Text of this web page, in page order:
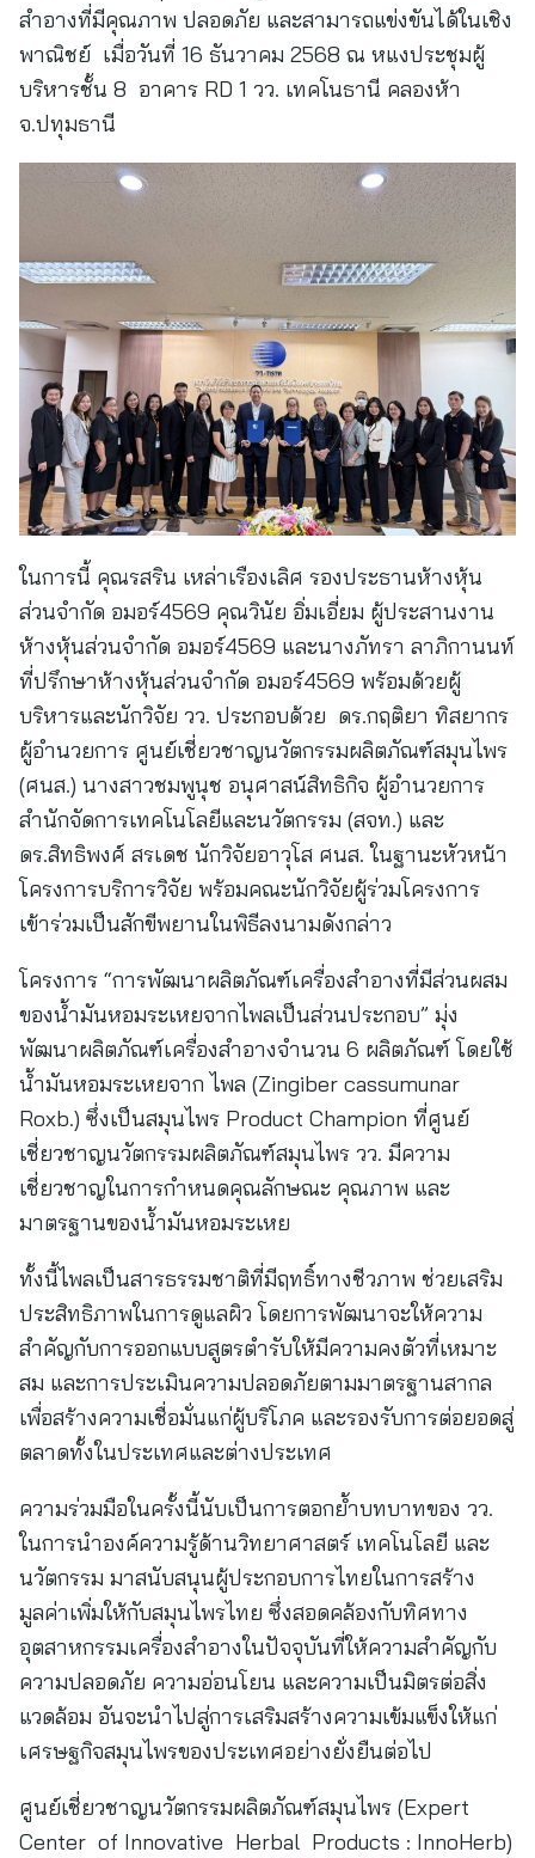
สำอางที่มีคุณภาพ ปลอดภัย และสามารถแข่งขันได้ในเชิง
พาณิชย์ เมื่อวันที่ 16 ธันวาคม 2568 ณ หแงประชุมผู้
บริหารชั้น 8 อาคาร RD 1 วว. เทคโนธานี คลองห้า
จ.ปทุมธานี
ในการนี้ คุณรสริน เหล่าเรืองเลิศ รองประธานห้างหุ้น
ส่วนจำกัด อมอร์4569 คุณวินัย อิ่มเอี่ยม ผู้ประสานงาน
ห้างหุ้นส่วนจำกัด อมอร์4569 และนางภัทรา ลาภิกานนท์
ที่ปรึกษาห้างหุ้นส่วนจำกัด อมอร์4569 พร้อมด้วยผู้
บริหารและนักวิจัย วว. ประกอบด้วย ดร.กฤติยา ทิสยากร
ผู้อำนวยการ ศูนย์เชี่ยวชาญนวัตกรรมผลิตภัณฑ์สมุนไพร
(ศนส.) นางสาวชมพูนุช อนุศาสน์สิทธิกิจ ผู้อำนวยการ
สำนักจัดการเทคโนโลยีและนวัตกรรม (สจท.) และ
ดร.สิทธิพงศ์ สรเดช นักวิจัยอาวุโส ศนส. ในฐานะหัวหน้า
โครงการบริการวิจัย พร้อมคณะนักวิจัยผู้ร่วมโครงการ
เข้าร่วมเป็นสักขีพยานในพิธีลงนามดังกล่าว
โครงการ “การพัฒนาผลิตภัณฑ์เครื่องสำอางที่มีส่วนผสม
ของน้ำมันหอมระเหยจากไพลเป็นส่วนประกอบ” มุ่ง
พัฒนาผลิตภัณฑ์เครื่องสำอางจำนวน 6 ผลิตภัณฑ์ โดยใช้
น้ำมันหอมระเหยจาก ไพล (Zingiber cassumunar
Roxb.) ซึ่งเป็นสมุนไพร Product Champion ที่ศูนย์
เชี่ยวชาญนวัตกรรมผลิตภัณฑ์สมุนไพร วว. มีความ
เชี่ยวชาญในการกำหนดคุณลักษณะ คุณภาพ และ
มาตรฐานของน้ำมันหอมระเหย
ทั้งนี้ไพลเป็นสารธรรมชาติที่มีฤทธิ์ทางชีวภาพ ช่วยเสริม
ประสิทธิภาพในการดูแลผิว โดยการพัฒนาจะให้ความ
สำคัญกับการออกแบบสูตรตำรับให้มีความคงตัวที่เหมาะ
สม และการประเมินความปลอดภัยตามมาตรฐานสากล
เพื่อสร้างความเชื่อมั่นแก่ผู้บริโภค และรองรับการต่อยอดสู่
ตลาดทั้งในประเทศและต่างประเทศ
ความร่วมมือในครั้งนี้นับเป็นการตอกย้ำบทบาทของ วว.
ในการนำองค์ความรู้ด้านวิทยาศาสตร์ เทคโนโลยี และ
นวัตกรรม มาสนับสนุนผู้ประกอบการไทยในการสร้าง
มูลค่าเพิ่มให้กับสมุนไพรไทย ซึ่งสอดคล้องกับทิศทาง
อุตสาหกรรมเครื่องสำอางในปัจจุบันที่ให้ความสำคัญกับ
ความปลอดภัย ความอ่อนโยน และความเป็นมิตรต่อสิ่ง
แวดล้อม อันจะนำไปสู่การเสริมสร้างความเข้มแข็งให้แก่
เศรษฐกิจสมุนไพรของประเทศอย่างยั่งยืนต่อไป
ศูนย์เชี่ยวชาญนวัตกรรมผลิตภัณฑ์สมุนไพร (Expert
Center of Innovative Herbal Products : InnoHerb)